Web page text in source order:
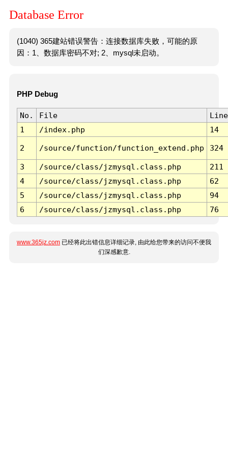
Database Error
(1040) 365建站错误警告：连接数据库失败，可能的原
因：1、数据库密码不对; 2、mysql未启动。
PHP Debug
No. File
Line
1
/index.php 14
2 /source/function/function_extend.php 324
3 /source/class/jzmysql.class.php
211
4
/source/class/jzmysql.class.php
62
5
/source/class/jzmysql.class.php
94
6
/source/class/jzmysql.class.php 76
www.365jz.com 已经将此出错信息详细记录, 由此给您带来的访问不便我
们深感歉意.